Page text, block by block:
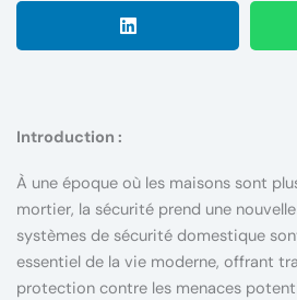
Introduction :
À une époque où les maisons sont
mortier, la sécurité prend une
systèmes de sécurité domestique
essentiel de la vie moderne, offrant
protection contre les menaces